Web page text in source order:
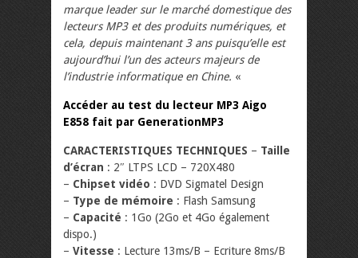
marque leader sur le marché domestique des
lecteurs MP3 et des produits numériques, et
cela, depuis maintenant 3 ans puisqu’elle est
aujourd’hui l’un des acteurs majeurs de
l’industrie informatique en Chine. «
Accéder au test du lecteur MP3 Aigo
E858 fait par GenerationMP3
CARACTERISTIQUES TECHNIQUES – Taille
d’écran : 2″ LTPS LCD – 720X480
– Chipset vidéo : DVD Sigmatel Design
– Type de mémoire : Flash Samsung
– Capacité : 1Go (2Go et 4Go également
dispo.)
– Vitesse : Lecture 13ms/B – Ecriture 8ms/B